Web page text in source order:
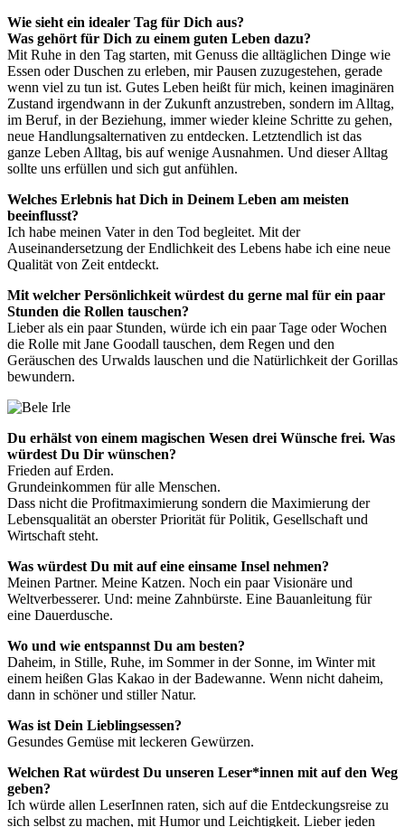
Wie sieht ein idealer Tag für Dich aus?
Was gehört für Dich zu einem guten Leben dazu?
Mit Ruhe in den Tag starten, mit Genuss die alltäglichen Dinge wie
Essen oder Duschen zu erleben, mir Pausen zuzugestehen, gerade
wenn viel zu tun ist. Gutes Leben heißt für mich, keinen imaginären
Zustand irgendwann in der Zukunft anzustreben, sondern im Alltag,
im Beruf, in der Beziehung, immer wieder kleine Schritte zu gehen,
neue Handlungsalternativen zu entdecken. Letztendlich ist das
ganze Leben Alltag, bis auf wenige Ausnahmen. Und dieser Alltag
sollte uns erfüllen und sich gut anfühlen.
Welches Erlebnis hat Dich in Deinem Leben am meisten
beeinflusst?
Ich habe meinen Vater in den Tod begleitet. Mit der
Auseinandersetzung der Endlichkeit des Lebens habe ich eine neue
Qualität von Zeit entdeckt.
Mit welcher Persönlichkeit würdest du gerne mal für ein paar
Stunden die Rollen tauschen?
Lieber als ein paar Stunden, würde ich ein paar Tage oder Wochen
die Rolle mit Jane Goodall tauschen, dem Regen und den
Geräuschen des Urwalds lauschen und die Natürlichkeit der Gorillas
bewundern.
Du erhälst von einem magischen Wesen drei Wünsche frei. Was
würdest Du Dir wünschen?
Frieden auf Erden.
Grundeinkommen für alle Menschen.
Dass nicht die Profitmaximierung sondern die Maximierung der
Lebensqualität an oberster Priorität für Politik, Gesellschaft und
Wirtschaft steht.
Was würdest Du mit auf eine einsame Insel nehmen?
Meinen Partner. Meine Katzen. Noch ein paar Visionäre und
Weltverbesserer. Und: meine Zahnbürste. Eine Bauanleitung für
eine Dauerdusche.
Wo und wie entspannst Du am besten?
Daheim, in Stille, Ruhe, im Sommer in der Sonne, im Winter mit
einem heißen Glas Kakao in der Badewanne. Wenn nicht daheim,
dann in schöner und stiller Natur.
Was ist Dein Lieblingsessen?
Gesundes Gemüse mit leckeren Gewürzen.
Welchen Rat würdest Du unseren Leser*innen mit auf den Weg
geben?
Ich würde allen LeserInnen raten, sich auf die Entdeckungsreise zu
sich selbst zu machen, mit Humor und Leichtigkeit. Lieber jeden